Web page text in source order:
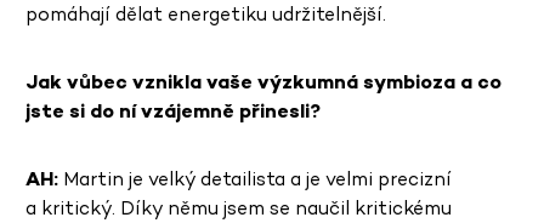
pomáhají dělat energetiku udržitelnější.
Jak vůbec vznikla vaše výzkumná symbioza a co
jste si do ní vzájemně přinesli?
AH: Martin je velký detailista a je velmi precizní
a kritický. Díky němu jsem se naučil kritickému